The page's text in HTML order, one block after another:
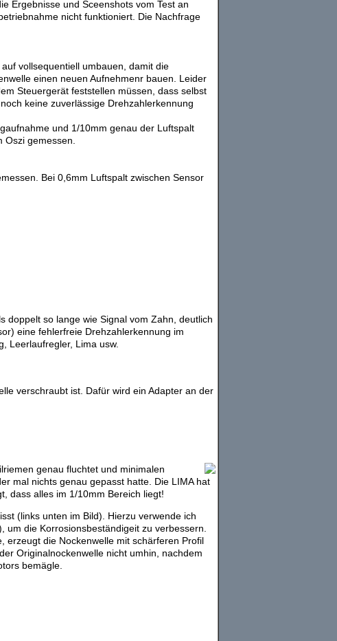
Ergebnisse und Sceenshots vom Test an
nicht funktioniert. Die Nachfrage
vollsequentiell umbauen, damit die
einen neuen Aufnehmenr bauen. Leider
Steuergerät feststellen müssen, dass selbst
keine zuverlässige Drehzahlerkennung
und 1/10mm genau der Luftspalt
Oszi gemessen.
Bei 0,6mm Luftspalt zwischen Sensor
doppelt so lange wie Signal vom Zahn, deutlich
eine fehlerfreie Drehzahlerkennung im
Leerlaufregler, Lima usw.
verschraubt ist. Dafür wird ein Adapter an der
genau fluchtet und minimalen
mal nichts genau gepasst hatte. Die LIMA hat
dass alles im 1/10mm Bereich liegt!
(links unten im Bild). Hierzu verwende ich
um die Korrosionsbeständigeit zu verbessern.
erzeugt die Nockenwelle mit schärferen Profil
Originalnockenwelle nicht umhin, nachdem
bemägle.